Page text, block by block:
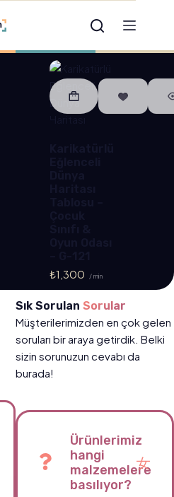
₺1,300 / min
Sık Sorulan Sorular
Müşterilerimizden en çok gelen
soruları bir araya getirdik. Belki
sizin sorunuzun cevabı da
burada!
Ürünlerimiz
hangi
malzemelere
basılıyor?